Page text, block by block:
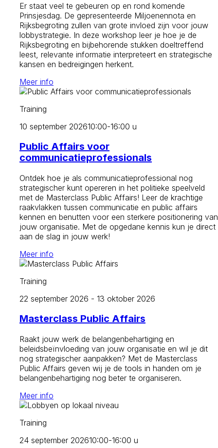
Er staat veel te gebeuren op en rond komende
Prinsjesdag. De gepresenteerde Miljoenennota en
Rijksbegroting zullen van grote invloed zijn voor jouw
lobbystrategie. In deze workshop leer je hoe je de
Rijksbegroting en bijbehorende stukken doeltreffend
leest, relevante informatie interpreteert en strategische
kansen en bedreigingen herkent.
Meer info
Training
10 september 202610:00-16:00 u
Public Affairs voor
communicatieprofessionals
Ontdek hoe je als communicatieprofessional nog
strategischer kunt opereren in het politieke speelveld
met de Masterclass Public Affairs! Leer de krachtige
raakvlakken tussen communicatie en public affairs
kennen en benutten voor een sterkere positionering van
jouw organisatie. Met de opgedane kennis kun je direct
aan de slag in jouw werk!
Meer info
Training
22 september 2026 - 13 oktober 2026
Masterclass Public Affairs
Raakt jouw werk de belangenbehartiging en
beleidsbeïnvloeding van jouw organisatie en wil je dit
nog strategischer aanpakken? Met de Masterclass
Public Affairs geven wij je de tools in handen om je
belangenbehartiging nog beter te organiseren.
Meer info
Training
24 september 202610:00-16:00 u